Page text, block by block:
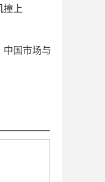
撞上
中国市场与